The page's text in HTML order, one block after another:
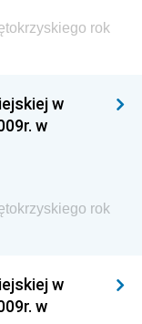
Budownictwa
Dróg
rok
w
w
rok
w
w